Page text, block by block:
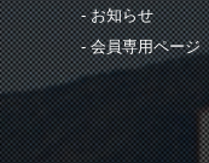
お知らせ
会員専用ページ